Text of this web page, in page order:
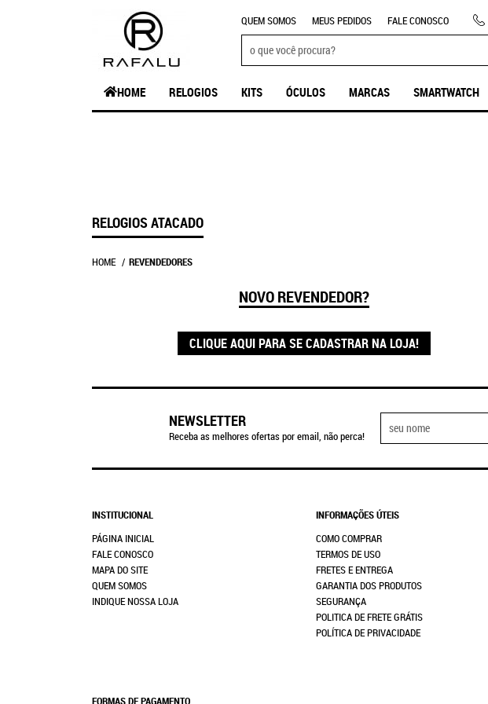
QUEM SOMOS MEUS PEDIDOS FALE CONOSCO
HOME RELOGIOS KITS ÓCULOS MARCAS SMARTWATCH
RELOGIOS ATACADO
HOME REVENDEDORES
NOVO REVENDEDOR?
CLIQUE AQUI PARA SE CADASTRAR NA LOJA!
NEWSLETTER
Receba as melhores ofertas por email, não perca!
INSTITUCIONAL
PÁGINA INICIAL
FALE CONOSCO
MAPA DO SITE
QUEM SOMOS
INDIQUE NOSSA LOJA
INFORMAÇÕES ÚTEIS
COMO COMPRAR
TERMOS DE USO
FRETES E ENTREGA
GARANTIA DOS PRODUTOS
SEGURANÇA
POLITICA DE FRETE GRÁTIS
POLÍTICA DE PRIVACIDADE
FORMAS DE PAGAMENTO